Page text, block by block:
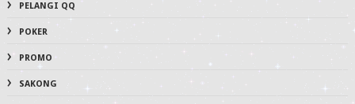
PELANGI QQ
POKER
PROMO
SAKONG